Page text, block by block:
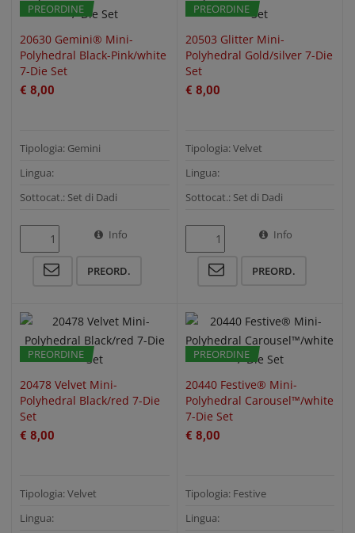
PREORDINE
20630 Gemini® Mini-
Polyhedral Black-Pink/white
7-Die Set
€ 8,00
Tipologia: Gemini
Lingua:
Sottocat.: Set di Dadi
Info
PREORD.
PREORDINE
20503 Glitter Mini-
Polyhedral Gold/silver 7-Die
Set
€ 8,00
Tipologia: Velvet
Lingua:
Sottocat.: Set di Dadi
Info
PREORD.
PREORDINE
QUICK VIEW
20478 Velvet Mini-
Polyhedral Black/red 7-Die
Set
€ 8,00
Tipologia: Velvet
Lingua:
PREORDINE
QUICK VIEW
20440 Festive® Mini-
Polyhedral Carousel™/white
7-Die Set
€ 8,00
Tipologia: Festive
Lingua: